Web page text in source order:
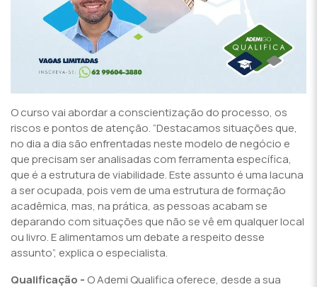
O curso vai abordar a conscientização do processo, os
riscos e pontos de atenção. “Destacamos situações que,
no dia a dia são enfrentadas neste modelo de negócio e
que precisam ser analisadas com ferramenta específica,
que é a estrutura de viabilidade. Este assunto é uma lacuna
a ser ocupada, pois vem de uma estrutura de formação
acadêmica, mas, na prática, as pessoas acabam se
deparando com situações que não se vê em qualquer local
ou livro. E alimentamos um debate a respeito desse
assunto”, explica o especialista.
Qualificação - O Ademi Qualifica oferece, desde a sua